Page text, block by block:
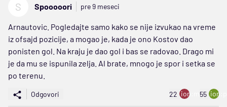
S Spooooori pre 9 meseci
Arnautovic. Pogledajte samo kako se nije izvukao na vreme
iz ofsajd pozicije, a mogao je, kada je ono Kostov dao
ponisten gol. Na kraju je dao gol i bas se radovao. Drago mi
je da mu se ispunila zelja. Al brate, mnogo je spor i setka se
po terenu.
Odgovori 22 ion:minus
55